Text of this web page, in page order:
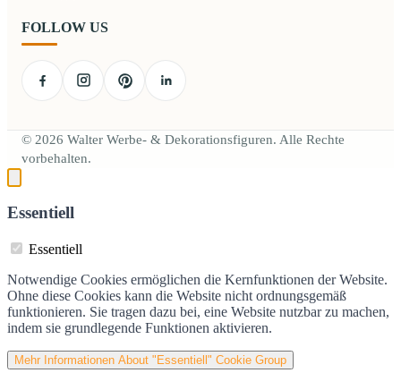
FOLLOW US
© 2026 Walter Werbe- & Dekorationsfiguren. Alle Rechte
vorbehalten.
Essentiell
Essentiell
Notwendige Cookies ermöglichen die Kernfunktionen der Website.
Ohne diese Cookies kann die Website nicht ordnungsgemäß
funktionieren. Sie tragen dazu bei, eine Website nutzbar zu machen,
indem sie grundlegende Funktionen aktivieren.
Mehr Informationen About "Essentiell" Cookie Group